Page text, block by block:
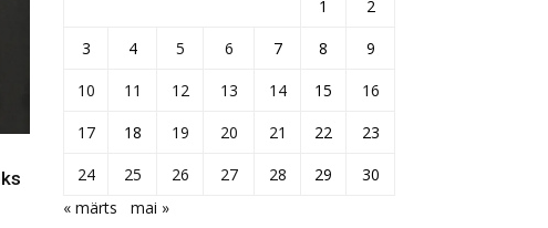
1
2
3
4 5 6 7 8
9
10
11 12 13 14 15
16
17
18 19 20 21 22
23
24
25 26 27 28 29
30
« märts
mai »